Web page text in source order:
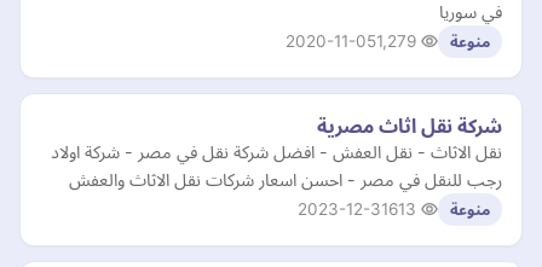
في سوريا
منوعة 2020-11-05
شركة نقل اثاث مصرية
نقل الاثاث - نقل العفش - افضل شركة نقل في مصر - شركة اولاد
رجب للنقل في مصر - احسن اسعار شركات نقل الاثاث والعفش
منوعة 2023-12-31